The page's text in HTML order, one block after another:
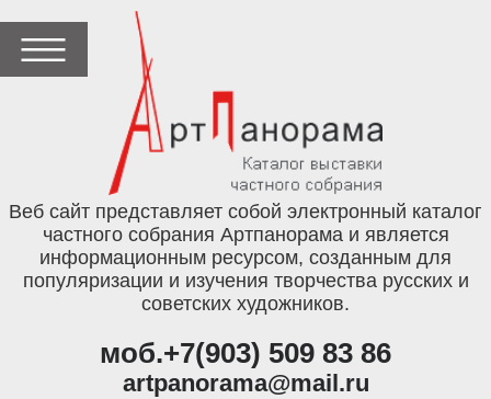
Веб сайт представляет собой электронный каталог
частного собрания Артпанорама и является
информационным ресурсом, созданным для
популяризации и изучения творчества русских и
советских художников.
моб.+7(903) 509 83 86
artpanorama@mail.ru